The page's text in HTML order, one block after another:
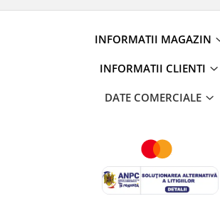
INFORMATII MAGAZIN
INFORMATII CLIENTI
DATE COMERCIALE